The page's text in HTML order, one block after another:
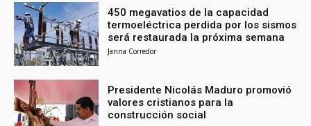
450 megavatios de la capacidad
termoeléctrica perdida por los sismos
será restaurada la próxima semana
Janna Corredor
Presidente Nicolás Maduro promovió
valores cristianos para la
construcción social